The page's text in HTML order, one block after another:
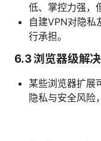
低、掌控力强，
自建VPN对隐私
行承担。
6.3 浏览器级解
某些浏览器扩展
隐私与安全风险